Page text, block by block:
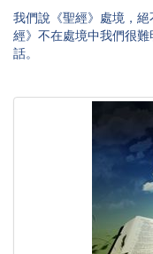
我們說《聖經》處境，
經》不在處境中我們很
話。